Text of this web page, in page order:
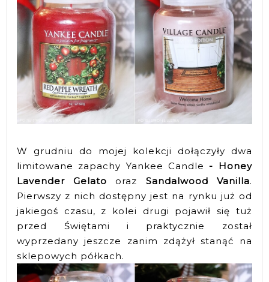
W grudniu do mojej kolekcji dołączyły dwa
limitowane zapachy Yankee Candle - Honey
Lavender Gelato oraz Sandalwood Vanilla.
Pierwszy z nich dostępny jest na rynku już od
jakiegoś czasu, z kolei drugi pojawił się tuż
przed Świętami i praktycznie został
wyprzedany jeszcze zanim zdążył stanąć na
sklepowych półkach.